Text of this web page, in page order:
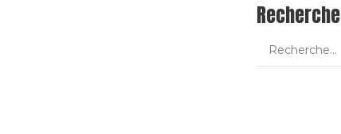
Recherche